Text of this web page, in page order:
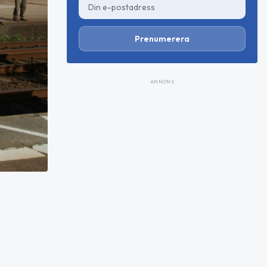
Prenumerera
ANNONS